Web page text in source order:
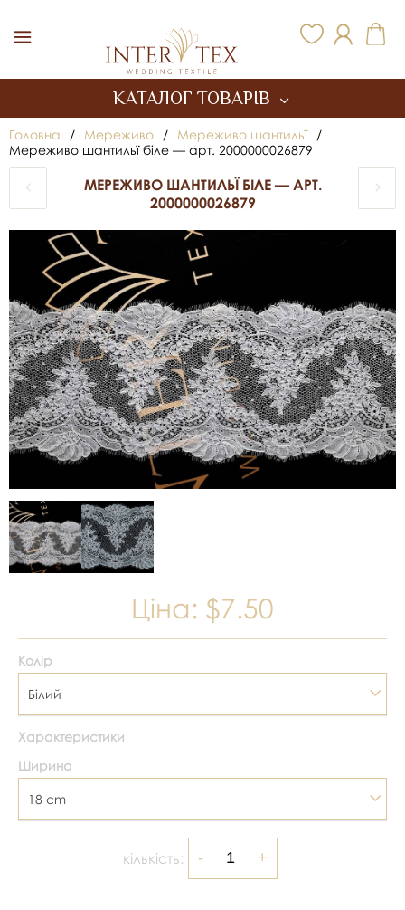
КАТАЛОГ ТОВАРІВ
Головна / Мереживо / Мереживо шантильї
/
Мереживо шантильї біле — арт. 2000000026879
МЕРЕЖИВО ШАНТИЛЬЇ БІЛЕ — АРТ.
2000000026879
Ціна: $7.50
Колір
Білий
Характеристики
Ширина
18 cm
кількість: